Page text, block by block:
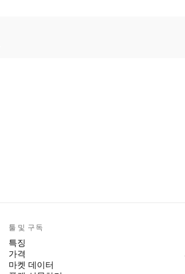
툴 및 구독
특징
가격
마켓 데이터